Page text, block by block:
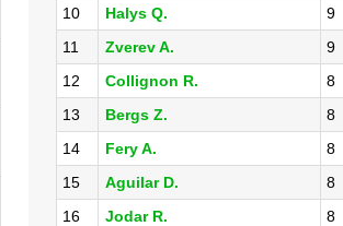
10
Halys Q.
9
11
Zverev A.
9
12
Collignon R.
8
13
Bergs Z.
8
14
Fery A.
8
15
Aguilar D.
8
16
Jodar R.
8